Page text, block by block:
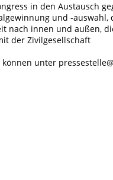
in den Austausch
und -
nach innen und außen,
der Zivilgesellschaft
unter